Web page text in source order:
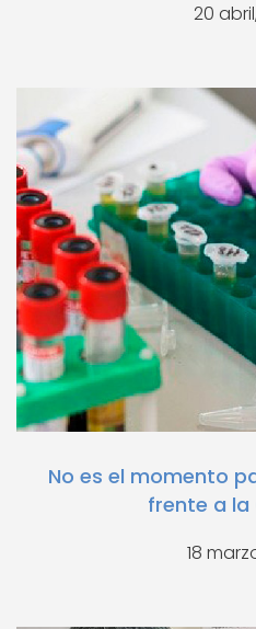
20
No es el momento
frente a la
18